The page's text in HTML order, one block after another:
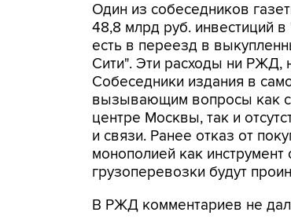
Один из собеседников
48,8 млрд руб. инвестиций
есть в переезд в
Сити". Эти расходы ни РЖД,
Собеседники издания в
вызывающим вопросы как с
центре Москвы, так и
и связи. Ранее отказ от
монополией как
грузоперевозки будут
В РЖД комментариев не